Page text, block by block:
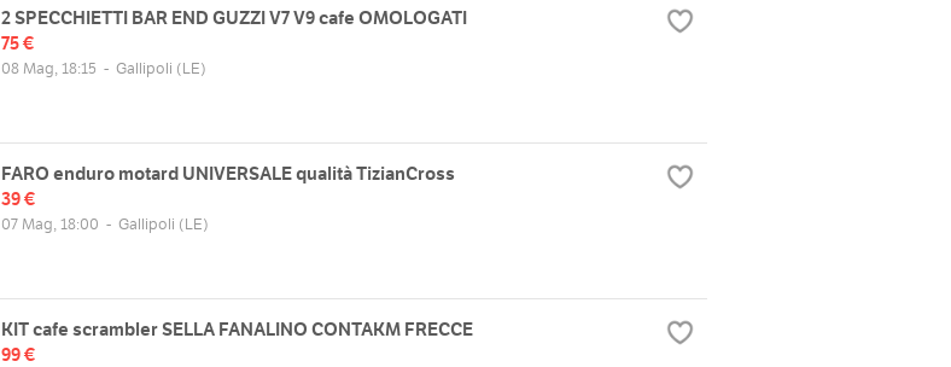
2 SPECCHIETTI BAR END GUZZI V7 V9 cafe OMOLOGATI
75 €
08 Mag, 18:15 - Gallipoli (LE)
FARO enduro motard UNIVERSALE qualità TizianCross
39 €
07 Mag, 18:00 - Gallipoli (LE)
KIT cafe scrambler SELLA FANALINO CONTAKM FRECCE
99 €